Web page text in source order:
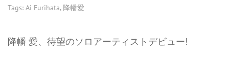
Tags: Ai Furihata,降幡愛
降幡 愛、待望のソロアーティストデビュー!